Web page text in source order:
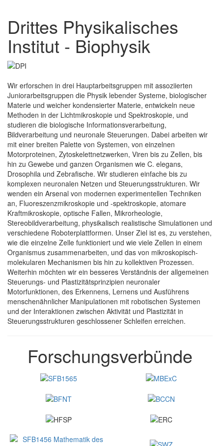
Drittes Physikalisches
Institut - Biophysik
Wir erforschen in drei Hauptarbeitsgruppen mit assoziierten
Juniorarbeitsgruppen die Physik lebender Systeme, biologischer
Materie und weicher kondensierter Materie, entwickeln neue
Methoden in der Lichtmikroskopie und Spektroskopie, und
studieren die biologische Informationsverarbeitung,
Bildverarbeitung und neuronale Steuerungen. Dabei arbeiten wir
mit einer breiten Palette von Systemen, von einzelnen
Motorproteinen, Zytoskelettnetzwerken, Viren bis zu Zellen, bis
hin zu Gewebe und ganzen Organismen wie C. elegans,
Drosophila und Zebrafische. Wir studieren einfache bis zu
komplexen neuronalen Netzen und Steuerungsstrukturen. Wir
wenden ein Arsenal von modernen experimentellen Techniken
an, Fluoreszenzmikroskopie und -spektroskopie, atomare
Kraftmikroskopie, optische Fallen, Mikrorheologie,
Stereobildverarbeitung, physikalisch realistische Simulationen und
verschiedene Roboterplattformen. Unser Ziel ist es, zu verstehen,
wie die einzelne Zelle funktioniert und wie viele Zellen in einem
Organismus zusammenarbeiten, und das von mikroskopisch-
molekularen Mechanismen bis hin zu kollektiven Prozessen.
Weiterhin möchten wir ein besseres Verständnis der allgemeinen
Steuerungs- und Plastizitätsprinzipien neuronaler
Motorfunktionen, des Erkennens, Lernens und Ausführens
menschenähnlicher Manipulationen mit robotischen Systemen
und der Interaktionen zwischen Aktivität und Plastizität in
Steuerungsstrukturen geschlossener Schleifen erreichen.
Forschungsverbünde